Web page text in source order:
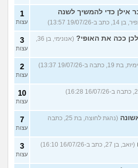
אילן כדי להמשיך לשנה
14, כתב ב-19/07/26 13:57)
1
עצות
לכן ככה את האופי?
(אנונימי, בן 36,
3
עצות
כתבה ב-19/07/26 13:37) 2
עצות
10
עצות
(נהגת לחוצה, בת 25, כתבה
7
עצות
(יואב, בן 27, כתב ב-16/07/26 16:10) 3
עצות